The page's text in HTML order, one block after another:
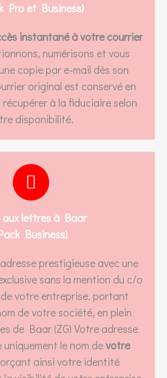
Pro et Business)
instantané à votre courrier
numérisons et vous
copie par e-mail dès son
original est conservé en
à la fiduciaire selon
disponibilité.
aux lettres à Baar
Business)
prestigieuse avec une
sans la mention du c/o
votre entreprise, portant
de votre société, en plein
de Baar (ZG) Votre adresse
le nom devotre
ainsi votre identité